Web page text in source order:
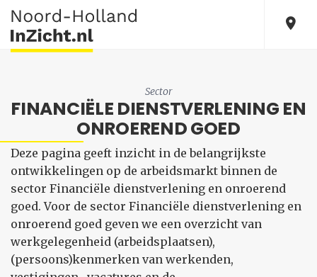
Sector
FINANCIËLE DIENSTVERLENING EN
ONROEREND GOED
Deze pagina geeft inzicht in de belangrijkste
ontwikkelingen op de arbeidsmarkt binnen de
sector Financiële dienstverlening en onroerend
goed. Voor de sector Financiële dienstverlening en
onroerend goed geven we een overzicht van
werkgelegenheid (arbeidsplaatsen),
(persoons)kenmerken van werkenden,